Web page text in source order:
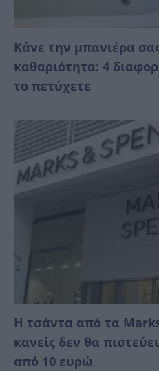
Κάνε την μπανιέρα
καθαριότητα: 4
το πετύχετε
Η τσάντα από τα
κανείς δεν θα
από 10 ευρώ